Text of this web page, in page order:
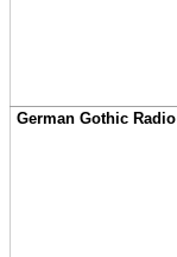
German Gothic Radio